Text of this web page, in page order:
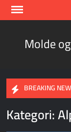
Skip
Molde
BREAKING
vår egen bakgård
Kategori: